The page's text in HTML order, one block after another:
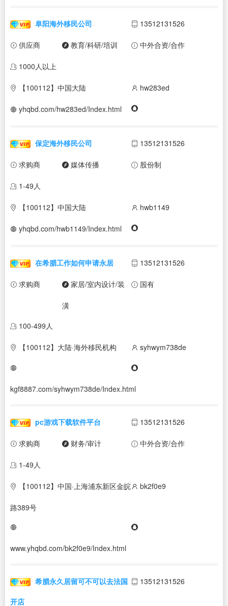
阜阳海外移民公司 13512131526
供应商 教育/科研/培训 中外合资/合作
1000人以上
【100112】中国大陆 hw283ed
yhqbd.com/hw283ed/Index.html
保定海外移民公司 13512131526
求购商 媒体传播 股份制
1-49人
【100112】中国大陆 hwb1149
yhqbd.com/hwb1149/Index.html
在希腊工作如何申请永居 13512131526
求购商 家居/室内设计/装
潢
国有
100-499人
【100112】大陆·海外移民机构 syhwym738de
kgf8887.com/syhwym738de/Index.html
pc游戏下载软件平台 13512131526
求购商 财务/审计 中外合资/合作
1-49人
【100112】中国·上海浦东新区金皖
路389号
bk2f0e9
www.yhqbd.com/bk2f0e9/Index.html
希腊永久居留可不可以去法国
开店
13512131526